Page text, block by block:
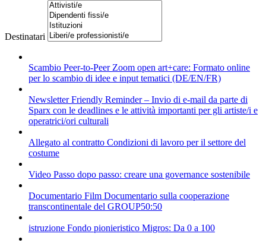
Destinatari
Scambio Peer-to-Peer Zoom open art+care: Formato online
per lo scambio di idee e input tematici (DE/EN/FR)
Newsletter Friendly Reminder – Invio di e-mail da parte di
Sparx con le deadlines e le attività importanti per gli artiste/i e
operatrici/ori culturali
Allegato al contratto Condizioni di lavoro per il settore del
costume
Video Passo dopo passo: creare una governance sostenibile
Documentario Film Documentario sulla cooperazione
transcontinentale del GROUP50:50
istruzione Fondo pionieristico Migros: Da 0 a 100